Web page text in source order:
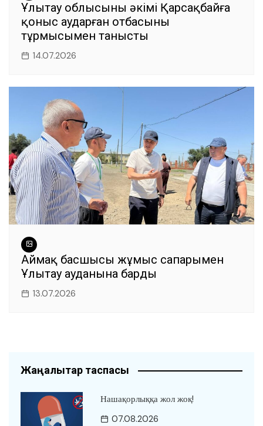
Ұлытау облысының әкімі Қарсақбайға
қоныс аударған отбасының
тұрмысымен танысты
14.07.2026
Аймақ басшысы жұмыс сапарымен
Ұлытау ауданына барды
13.07.2026
Жаңалықтар таспасы
Нашақорлыққа жол жоқ!
07.08.2026